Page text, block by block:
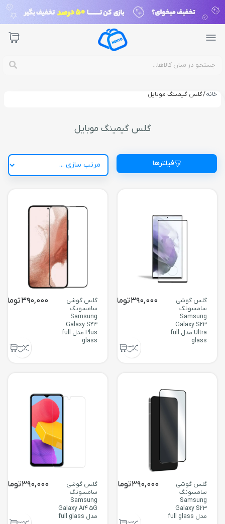
خانه/ گلس گیمینگ موبایل
گلس گیمینگ موبایل
فیلترها
گلس گوشی
سامسونگ
Samsung
Galaxy S23
Ultra مدل full
glass
390,000تومان
گلس گوشی
سامسونگ
Samsung
Galaxy S23
Plus مدل full
glass
390,000تومان
گلس گوشی
سامسونگ
Samsung
Galaxy S23
مدل full glass
390,000تومان
گلس گوشی
سامسونگ
Samsung
Galaxy A14 5G
مدل full glass
390,000تومان